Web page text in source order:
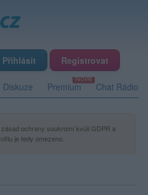
Přihlásit Registrovat
Diskuze Premium Chat Rádio
ochrany soukromí kvůli GDPR a
je tedy omezeno.